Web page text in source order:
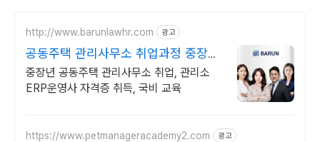
http://www.barunlawhr.com 광고
공동주택 관리사무소 취업과정 중장년
국비 취업교육
중장년 공동주택 관리사무소 취업, 관리소
ERP운영사 자격증 취득, 국비 교육
https://www.petmanageracademy2.com 광고